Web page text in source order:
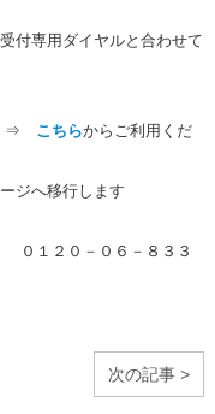
付専用ダイヤルと合わせて
こちらからご利用くだ
へ移行します
１２０－０６－８３３
次の記事 >